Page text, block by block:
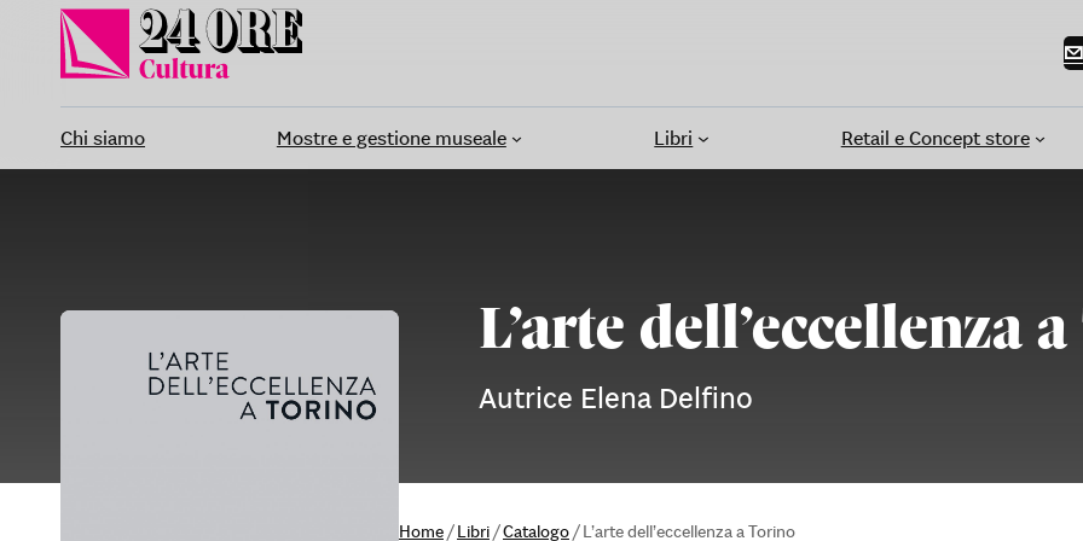
contenuto
Chi siamo Mostre e gestione museale Libri Retail e Concept store
L’arte dell’eccellenza
Autrice Elena Delfino
Home/Libri/Catalogo/L’arte dell’eccellenza a Torino